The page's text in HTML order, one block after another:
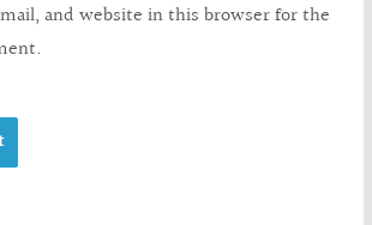
and website in this browser for the